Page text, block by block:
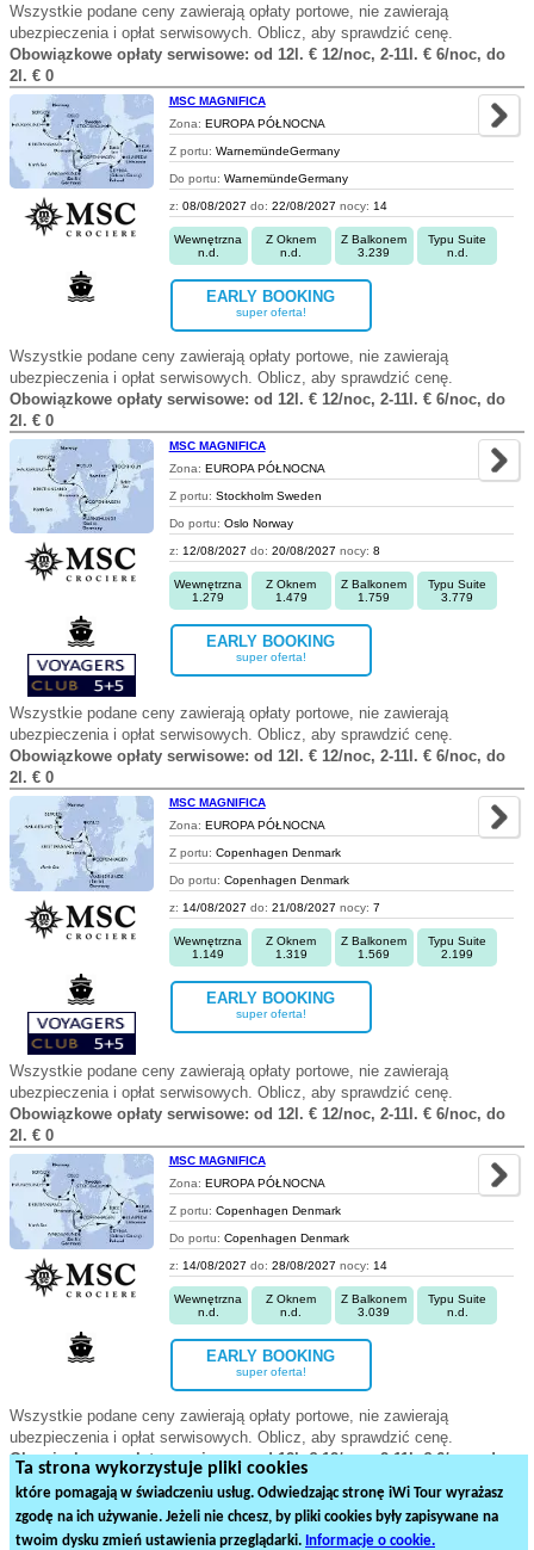
Ta strona wykorzystuje pliki cookies
które pomagają w świadczeniu usług. Odwiedzając stronę iWi Tour wyrażasz
zgodę na ich używanie. Jeżeli nie chcesz, by pliki cookies były zapisywane na
twoim dysku zmień ustawienia przeglądarki. Informacje o cookie.
Wszystkie podane ceny zawierają opłaty portowe, nie zawierają
ubezpieczenia i opłat serwisowych. Oblicz, aby sprawdzić cenę.
Obowiązkowe opłaty serwisowe: od 12l. € 12/noc, 2-11l. € 6/noc, do
2l. € 0
MSC MAGNIFICA
Zona: EUROPA PÓŁNOCNA
Z portu: WarnemündeGermany
Do portu: WarnemündeGermany
z: 08/08/2027 do: 22/08/2027 nocy: 14
Wewnętrzna
n.d.
Z Oknem
n.d.
Z Balkonem
3.239
Typu Suite
n.d.
EARLY BOOKING
super oferta!
Wszystkie podane ceny zawierają opłaty portowe, nie zawierają
ubezpieczenia i opłat serwisowych. Oblicz, aby sprawdzić cenę.
Obowiązkowe opłaty serwisowe: od 12l. € 12/noc, 2-11l. € 6/noc, do
2l. € 0
MSC MAGNIFICA
Zona: EUROPA PÓŁNOCNA
Z portu: Stockholm Sweden
Do portu: Oslo Norway
z: 12/08/2027 do: 20/08/2027 nocy: 8
Wewnętrzna
1.279
Z Oknem
1.479
Z Balkonem
1.759
Typu Suite
3.779
EARLY BOOKING
super oferta!
Wszystkie podane ceny zawierają opłaty portowe, nie zawierają
ubezpieczenia i opłat serwisowych. Oblicz, aby sprawdzić cenę.
Obowiązkowe opłaty serwisowe: od 12l. € 12/noc, 2-11l. € 6/noc, do
2l. € 0
MSC MAGNIFICA
Zona: EUROPA PÓŁNOCNA
Z portu: Copenhagen Denmark
Do portu: Copenhagen Denmark
z: 14/08/2027 do: 21/08/2027 nocy: 7
Wewnętrzna
1.149
Z Oknem
1.319
Z Balkonem
1.569
Typu Suite
2.199
EARLY BOOKING
super oferta!
Wszystkie podane ceny zawierają opłaty portowe, nie zawierają
ubezpieczenia i opłat serwisowych. Oblicz, aby sprawdzić cenę.
Obowiązkowe opłaty serwisowe: od 12l. € 12/noc, 2-11l. € 6/noc, do
2l. € 0
MSC MAGNIFICA
Zona: EUROPA PÓŁNOCNA
Z portu: Copenhagen Denmark
Do portu: Copenhagen Denmark
z: 14/08/2027 do: 28/08/2027 nocy: 14
Wewnętrzna
n.d.
Z Oknem
n.d.
Z Balkonem
3.039
Typu Suite
n.d.
EARLY BOOKING
super oferta!
Wszystkie podane ceny zawierają opłaty portowe, nie zawierają
ubezpieczenia i opłat serwisowych. Oblicz, aby sprawdzić cenę.
Obowiązkowe opłaty serwisowe: od 12l. € 12/noc, 2-11l. € 6/noc, do
2 3 4 5 6 7 8 9 10